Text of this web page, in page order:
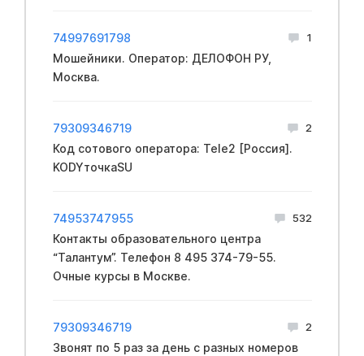
74997691798 1
Мошейники. Оператор: ДЕЛОФОН РУ,
Москва.
79309346719 2
Код сотового оператора: Tele2 [Россия].
KODYточкаSU
74953747955 532
Контакты образовательного центра
“Талантум”. Телефон 8 495 374-79-55.
Очные курсы в Москве.
79309346719 2
Звонят по 5 раз за день с разных номеров